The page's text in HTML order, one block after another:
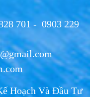
Hãng - Uy Tín, Chất
Công Nghiệp
701 - 0903 229
Hoạch Và Đầu Tư